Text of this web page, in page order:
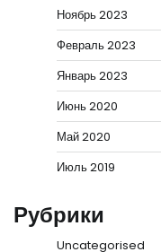
Ноябрь 2023
Февраль 2023
Январь 2023
Июнь 2020
Май 2020
Июль 2019
Рубрики
Uncategorised